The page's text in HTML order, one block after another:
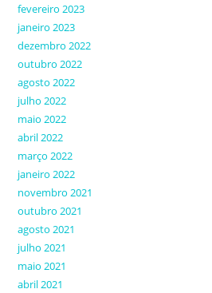
fevereiro 2023
janeiro 2023
dezembro 2022
outubro 2022
agosto 2022
julho 2022
maio 2022
abril 2022
março 2022
janeiro 2022
novembro 2021
outubro 2021
agosto 2021
julho 2021
maio 2021
abril 2021